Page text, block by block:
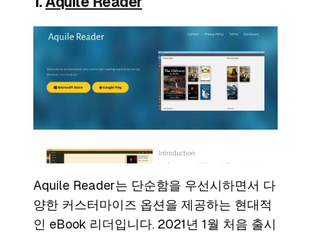
Aquile Reader는 단순함을 우선시하면서 다
양한 커스터마이즈 옵션을 제공하는 현대적
인 eBook 리더입니다. 2021년 1월 처음 출시